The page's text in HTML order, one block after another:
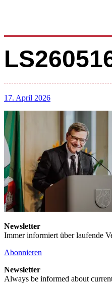
17. April 2026
Newsletter
Immer informiert über laufende
Abonnieren
Newsletter
Always be informed about